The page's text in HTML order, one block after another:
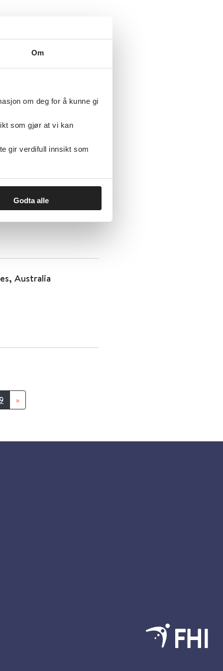
Om
om deg for å kunne gi
som gjør at vi kan
gir verdifull innsikt som
Godta alle
Australia
»